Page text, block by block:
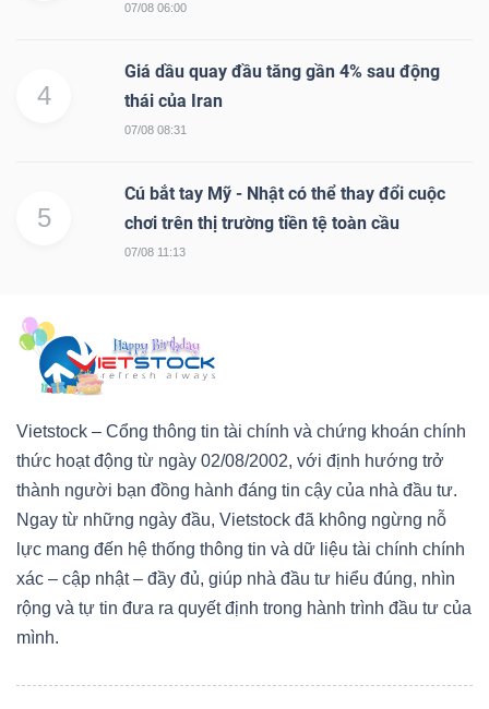
07/08 06:00
4
Giá dầu quay đầu tăng gần 4% sau động
thái của Iran
07/08 08:31
5
Cú bắt tay Mỹ - Nhật có thể thay đổi cuộc
chơi trên thị trường tiền tệ toàn cầu
07/08 11:13
Vietstock – Cổng thông tin tài chính và chứng khoán chính
thức hoạt động từ ngày 02/08/2002, với định hướng trở
thành người bạn đồng hành đáng tin cậy của nhà đầu tư.
Ngay từ những ngày đầu, Vietstock đã không ngừng nỗ
lực mang đến hệ thống thông tin và dữ liệu tài chính chính
xác – cập nhật – đầy đủ, giúp nhà đầu tư hiểu đúng, nhìn
rộng và tự tin đưa ra quyết định trong hành trình đầu tư của
mình.